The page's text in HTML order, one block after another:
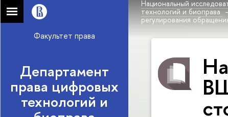
Национальный
технологий и биоправа
регулирования
Факультет права
Департамент
права цифровых
технологий и